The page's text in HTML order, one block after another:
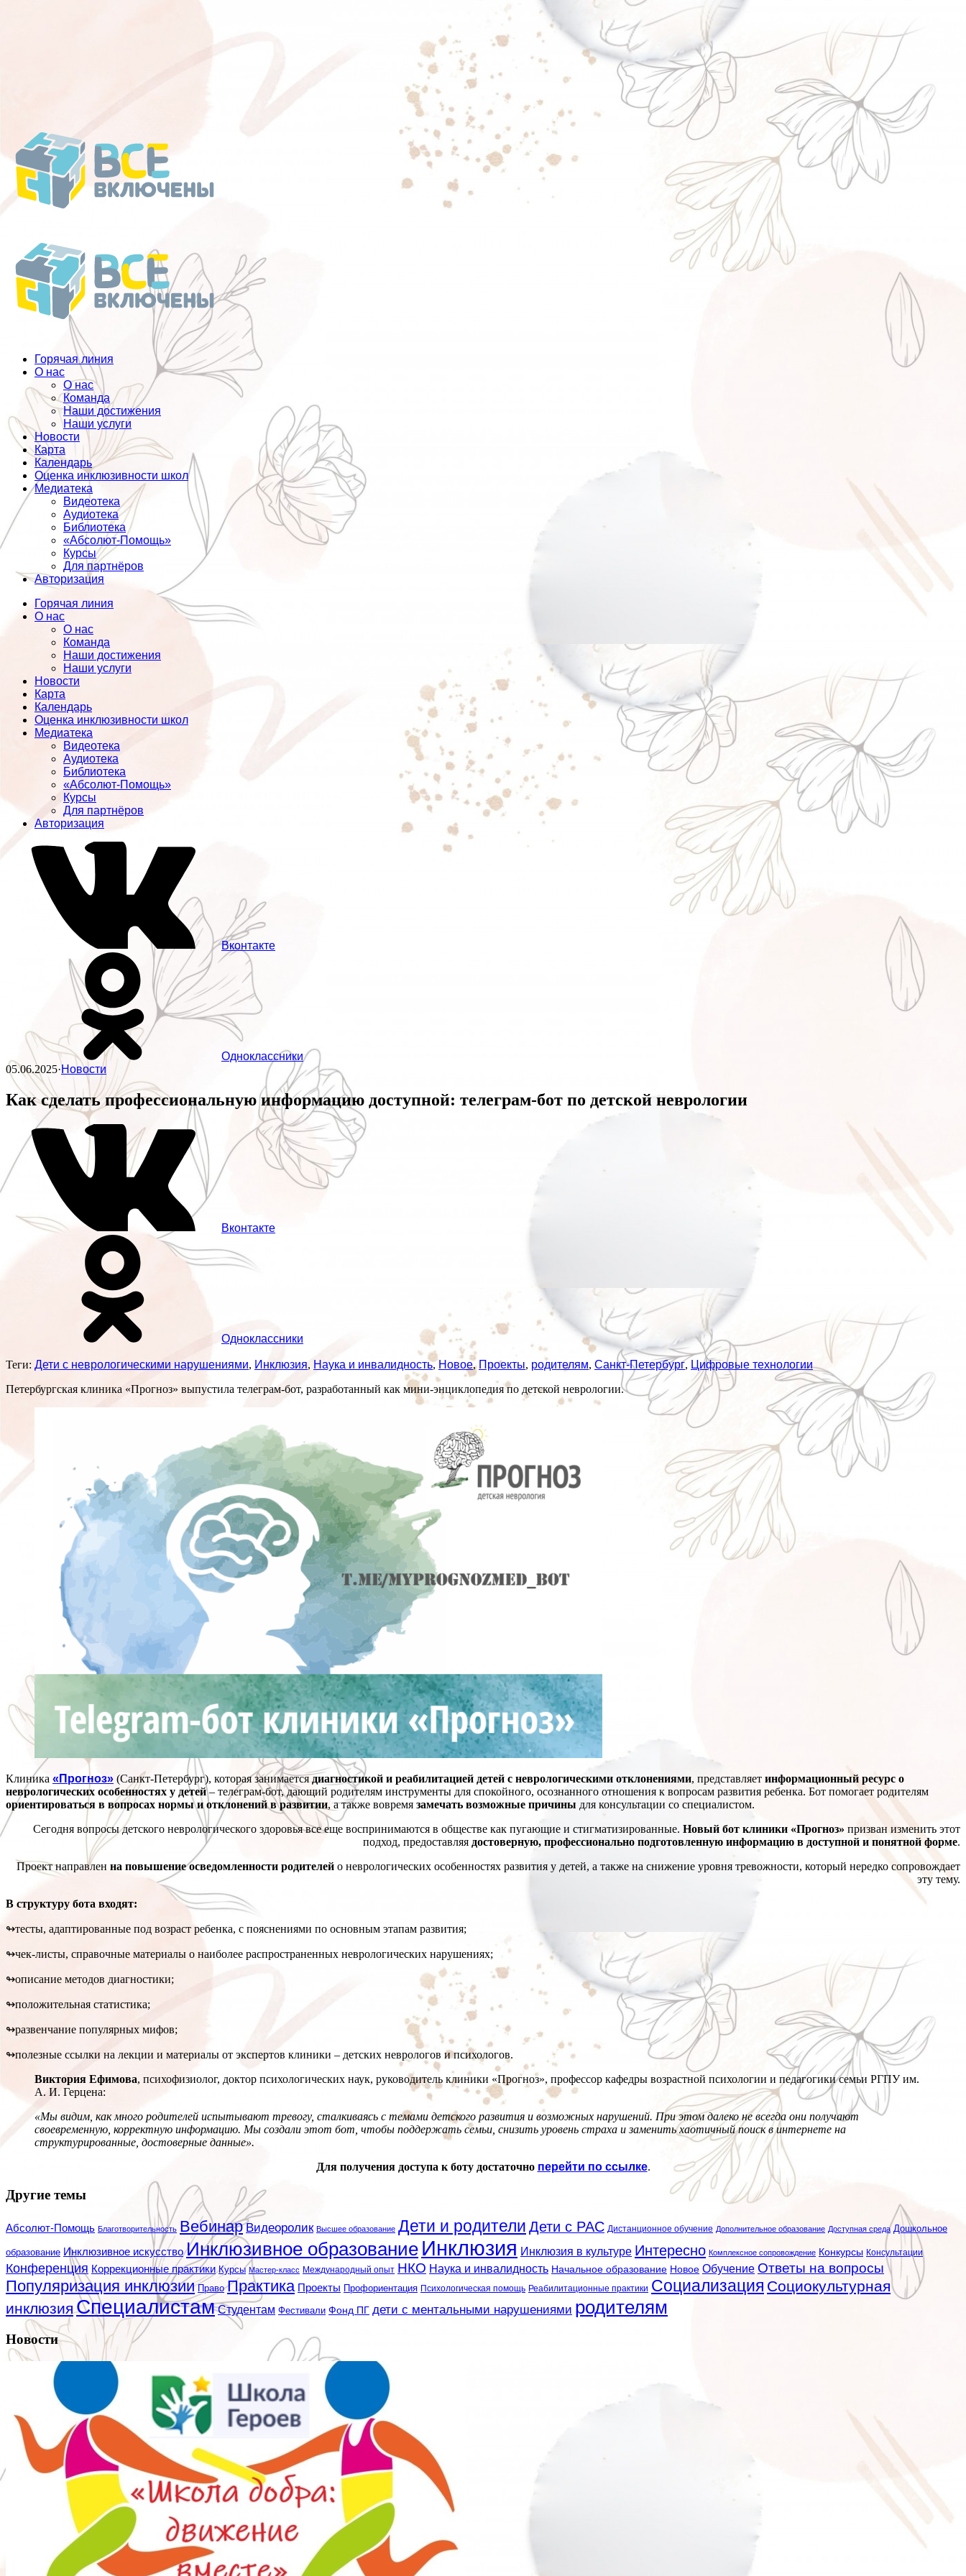
Горячая линия
О нас
О нас
Команда
Наши достижения
Наши услуги
Новости
Карта
Календарь
Оценка инклюзивности школ
Медиатека
Видеотека
Аудиотека
Библиотека
«Абсолют-Помощь»
Курсы
Для партнёров
Авторизация
Горячая линия
О нас
О нас
Команда
Наши достижения
Наши услуги
Новости
Карта
Календарь
Оценка инклюзивности школ
Медиатека
Видеотека
Аудиотека
Библиотека
«Абсолют-Помощь»
Курсы
Для партнёров
Авторизация
Вконтакте
Одноклассники
05.06.2025·Новости
Как сделать профессиональную информацию доступной: телеграм-бот по детской неврологии
Вконтакте
Одноклассники
Теги: Дети с неврологическими нарушениями, Инклюзия, Наука и инвалидность, Новое, Проекты, родителям, Санкт-Петербург, Цифровые технологии
Петербургская клиника «Прогноз» выпустила телеграм-бот, разработанный как мини-энциклопедия по детской неврологии.
Клиника «Прогноз» (Санкт-Петербург), которая занимаетсядиагностикой и реабилитацией детей с неврологическими отклонениями, представляет информационный ресурс о
неврологических особенностях у детей– телеграм-бот, дающий родителям инструменты для спокойного, осознанного отношения к вопросам развития ребенка. Бот помогает родителям
ориентироваться в вопросах нормы и отклонений в развитии, а также вовремя замечать возможные причины для консультации со специалистом.
Сегодня вопросы детского неврологического здоровья все еще воспринимаются в обществе как пугающие и стигматизированные. Новый бот клиники «Прогноз» призван изменить этот
подход, предоставляя достоверную, профессионально подготовленную информацию в доступной и понятной форме.
Проект направлен на повышение осведомленности родителей о неврологических особенностях развития у детей, а также на снижение уровня тревожности, который нередко сопровождает
эту тему.
В структуру бота входят:
↬тесты, адаптированные под возраст ребенка, с пояснениями по основным этапам развития;
↬чек-листы, справочные материалы о наиболее распространенных неврологических нарушениях;
↬описание методов диагностики;
↬положительная статистика;
↬развенчание популярных мифов;
↬полезные ссылки на лекции и материалы от экспертов клиники – детских неврологов и психологов.
Виктория Ефимова, психофизиолог, доктор психологических наук, руководитель клиники «Прогноз», профессор кафедры возрастной психологии и педагогики семьи РГПУ им.
А. И. Герцена:
«Мы видим, как много родителей испытывают тревогу, сталкиваясь с темами детского развития и возможных нарушений. При этом далеко не всегда они получают
своевременную, корректную информацию. Мы создали этот бот, чтобы поддержать семьи, снизить уровень страха и заменить хаотичный поиск в интернете на
структурированные, достоверные данные».
Для получения доступа к боту достаточно перейти по ссылке.
Другие темы
Абсолют-Помощь Благотворительность Вебинар Видеоролик Высшее образование Дети и родители Дети с РАС Дистанционное обучение Дополнительное образование Доступная среда Дошкольное
образование Инклюзивное искусство Инклюзивное образование Инклюзия Инклюзия в культуре Интересно Комплексное сопровождение Конкурсы Консультации
Конференция Коррекционные практики Курсы Мастер-класс Международный опыт НКО Наука и инвалидность Начальное образование Новое Обучение Ответы на вопросы
Популяризация инклюзии Право Практика Проекты Профориентация Психологическая помощь Реабилитационные практики Социализация Социокультурная
инклюзияСпециалистам Студентам Фестивали Фонд ПГ дети с ментальными нарушениями родителям
Новости